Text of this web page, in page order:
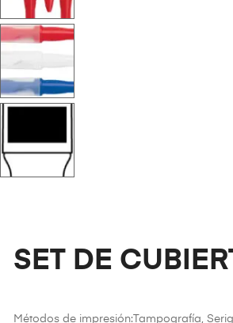
SET DE
Métodos de impresión:Tampografía,